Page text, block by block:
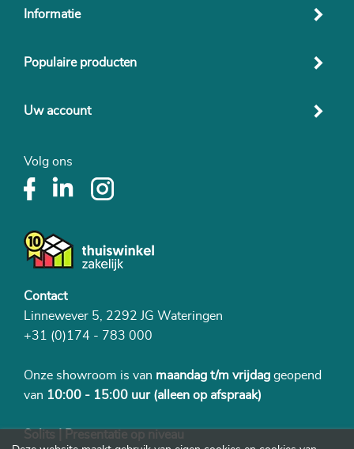
Informatie
Populaire producten
Uw account
Volg ons
Contact
Linnewever 5, 2292 JG Wateringen
+31 (0)174 - 783 000
Onze showroom is van maandag t/m vrijdag geopend
van 10:00 - 15:00 uur (alleen op afspraak)
Solits | Presentatie op niveau